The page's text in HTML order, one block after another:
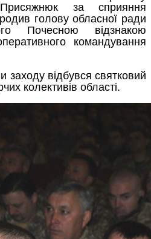
за сприяння
голову обласної ради
Почесною відзнакою
командування
заходу відбувся святковий
колективів області.